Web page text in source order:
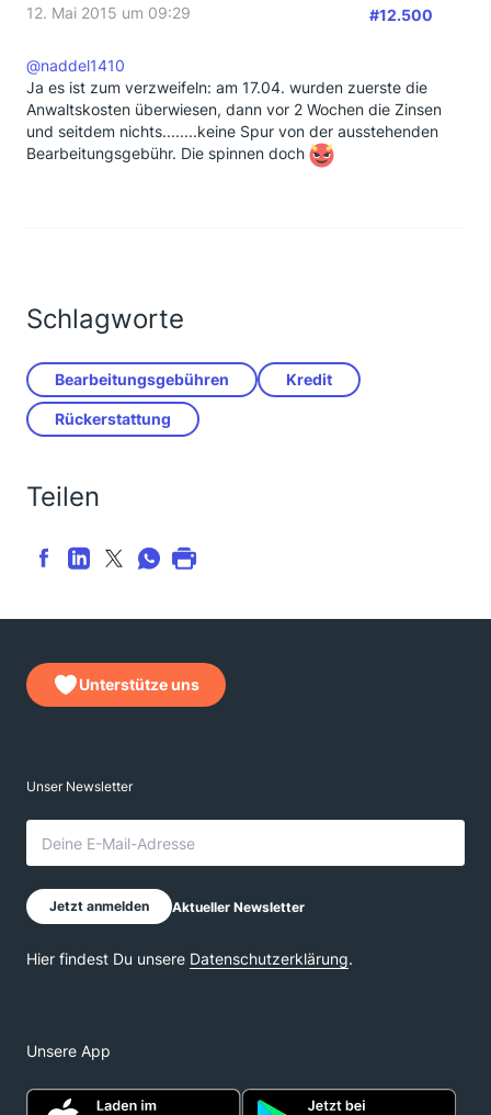
12. Mai 2015 um 09:29 #12.500
@naddel1410
Ja es ist zum verzweifeln: am 17.04. wurden zuerste die
Anwaltskosten überwiesen, dann vor 2 Wochen die Zinsen
und seitdem nichts........keine Spur von der ausstehenden
Bearbeitungsgebühr. Die spinnen doch
Schlagworte
Bearbeitungsgebühren Kredit
Rückerstattung
Teilen
Unterstütze uns
Unsere App